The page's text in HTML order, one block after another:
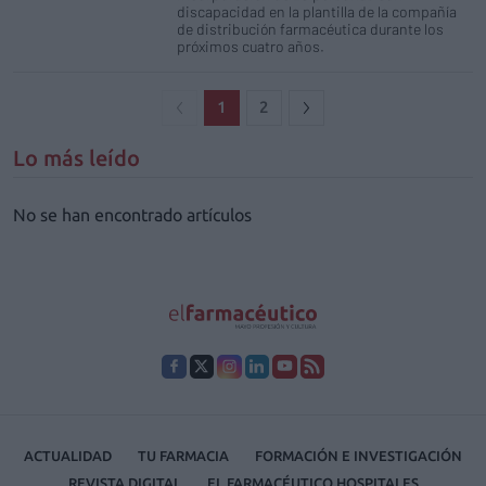
discapacidad en la plantilla de la compañía
de distribución farmacéutica durante los
próximos cuatro años.
1 2
Lo más leído
No se han encontrado artículos
ACTUALIDAD TU FARMACIA
FORMACIÓN E INVESTIGACIÓN
REVISTA DIGITAL
EL FARMACÉUTICO HOSPITALES